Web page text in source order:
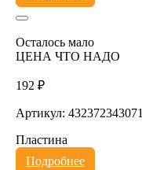
Осталось мало
ЦЕНА ЧТО НАДО
192 ₽
Артикул: 432372343071
Пластина
Подробнее